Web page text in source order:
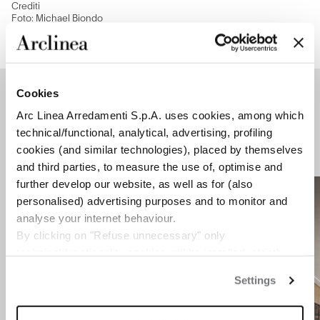
Cookies
Arc Linea Arredamenti S.p.A. uses cookies, among which
technical/functional, analytical, advertising, profiling
cookies (and similar technologies), placed by themselves
and third parties, to measure the use of, optimise and
further develop our website, as well as for (also
personalised) advertising purposes and to monitor and
analyse your internet behaviour.
By clicking on "Refuse unnecessary" only
By clicking on "Accept all" you consent to the use of all
the cookies.
Settings
Crediti
Foto: Michael Biondo
IN QUESTA NEWS